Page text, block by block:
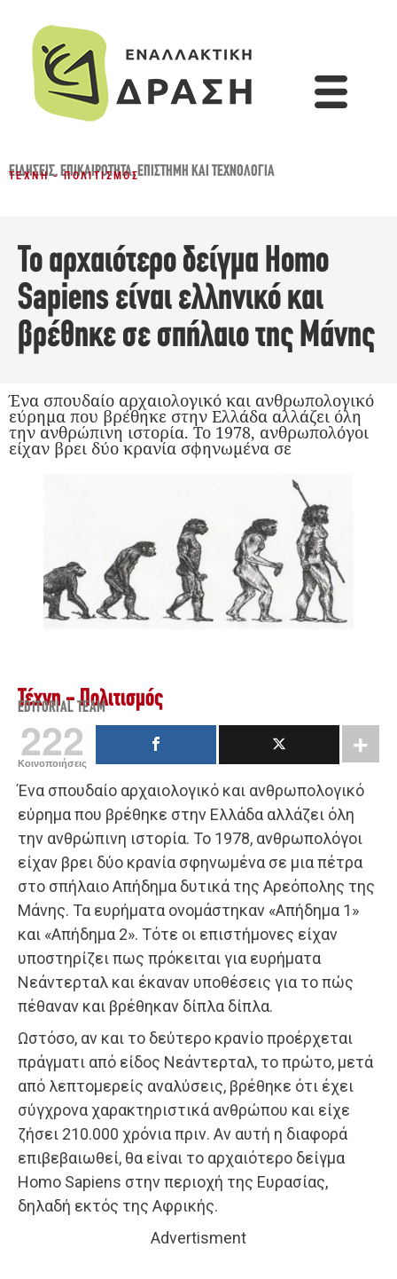
ΕΙΔΉΣΕΙΣ,ΕΠΙΚΑΙΡΌΤΗΤΑ,ΕΠΙΣΤΉΜΗ ΚΑΙ ΤΕΧΝΟΛΟΓΊΑ
ΤΈΧΝΗ - ΠΟΛΙΤΙΣΜΌΣ
Το αρχαιότερο δείγμα Homo
Sapiens είναι ελληνικό και
βρέθηκε σε σπήλαιο της Μάνης
Ένα σπουδαίο αρχαιολογικό και ανθρωπολογικό
εύρημα που βρέθηκε στην Ελλάδα αλλάζει όλη
την ανθρώπινη ιστορία. Το 1978, ανθρωπολόγοι
είχαν βρει δύο κρανία σφηνωμένα σε
Τέχνη - Πολιτισμός
EDITORIAL TEAM
222
Κοινοποιήσεις
Ένα σπουδαίο αρχαιολογικό και ανθρωπολογικό
εύρημα που βρέθηκε στην Ελλάδα αλλάζει όλη
την ανθρώπινη ιστορία. Το 1978, ανθρωπολόγοι
είχαν βρει δύο κρανία σφηνωμένα σε μια πέτρα
στο σπήλαιο Απήδημα δυτικά της Αρεόπολης της
Μάνης. Τα ευρήματα ονομάστηκαν «Απήδημα 1»
και «Απήδημα 2». Τότε οι επιστήμονες είχαν
υποστηρίζει πως πρόκειται για ευρήματα
Νεάντερταλ και έκαναν υποθέσεις για το πώς
πέθαναν και βρέθηκαν δίπλα δίπλα.
Ωστόσο, αν και το δεύτερο κρανίο προέρχεται
πράγματι από είδος Νεάντερταλ, το πρώτο, μετά
από λεπτομερείς αναλύσεις, βρέθηκε ότι έχει
σύγχρονα χαρακτηριστικά ανθρώπου και είχε
ζήσει 210.000 χρόνια πριν. Αν αυτή η διαφορά
επιβεβαιωθεί, θα είναι το αρχαιότερο δείγμα
Homo Sapiens στην περιοχή της Ευρασίας,
δηλαδή εκτός της Αφρικής.
Advertisment